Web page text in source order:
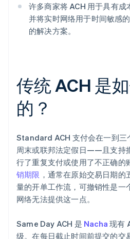
许多商家将 ACH 用于具有成
并将实时网络用于时间敏感
的解决方案。
传统 ACH 是
的？
Standard ACH 支付会在一到
周末或联邦法定假日——且支持
行了重复支付或使用了不正确的
销期限 ，通常在原始交易日期
量的开单工作流，可撤销性是一
网络无法提供这一点。
Same Day ACH 是 Nacha 现有
级。在每日截止时间前提交的交